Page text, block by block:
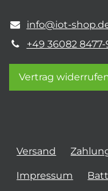
info@iot-
+49 36082 8477-
Vertrag
Versand
Impressum